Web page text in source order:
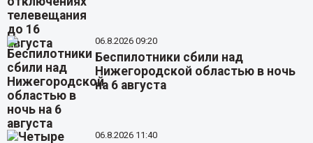
06.8.2026 09:20
Беспилотники сбили над
Нижегородской областью в ночь
на 6 августа
06.8.2026 11:40